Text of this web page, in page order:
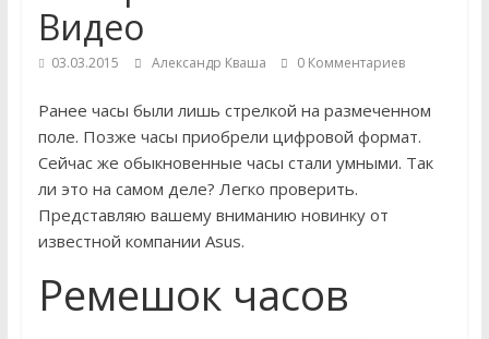
Обзоры
ремонт
компьютеров,
мобильных
гаджетов
другой
Видео
03.03.2015 Александр Кваша 0 Комментариев
Ранее часы были лишь стрелкой на размеченном
поле. Позже часы приобрели цифровой формат.
Сейчас же обыкновенные часы стали умными. Так
ли это на самом деле? Легко проверить.
Представляю вашему вниманию новинку от
известной компании Asus.
Ремешок часов